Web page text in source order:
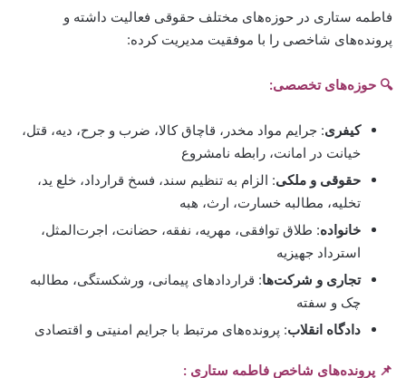
فاطمه ستاری در حوزه‌های مختلف حقوقی فعالیت داشته و
پرونده‌های شاخصی را با موفقیت مدیریت کرده:
🔍 حوزه‌های تخصصی:
کیفری: جرایم مواد مخدر، قاچاق کالا، ضرب و جرح، دیه، قتل،
خیانت در امانت، رابطه نامشروع
حقوقی و ملکی: الزام به تنظیم سند، فسخ قرارداد، خلع ید،
تخلیه، مطالبه خسارت، ارث، هبه
خانواده: طلاق توافقی، مهریه، نفقه، حضانت، اجرت‌المثل،
استرداد جهیزیه
تجاری و شرکت‌ها: قراردادهای پیمانی، ورشکستگی، مطالبه
چک و سفته
دادگاه انقلاب: پرونده‌های مرتبط با جرایم امنیتی و اقتصادی
📌 پرونده‌های شاخص فاطمه ستاری :